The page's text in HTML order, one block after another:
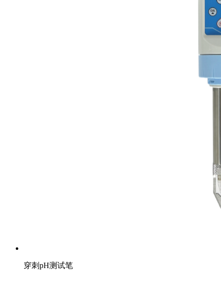
穿刺pH测试笔